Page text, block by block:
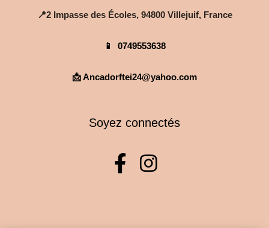
📍2 Impasse des Écoles, 94800 Villejuif, France
📱 0749553638
📩 Ancadorftei24@yahoo.com
Soyez connectés
F
a
I